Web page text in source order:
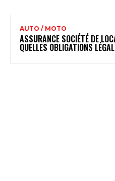
AUTO / MOTO
ASSURANCE SOCIÉTÉ DE
QUELLES OBLIGATIONS